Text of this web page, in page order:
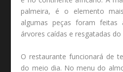
palmeira, é o elemento
algumas peças foram
árvores caídas e resgatadas do
O restaurante funcionará de
do meio dia. No menu do